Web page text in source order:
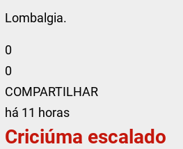
Lombalgia.
0
0
COMPARTILHAR
há 11 horas
Criciúma escalado